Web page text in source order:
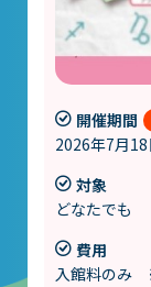
開催期間
2026年7月18
対象
どなたでも
費用
入館料のみ